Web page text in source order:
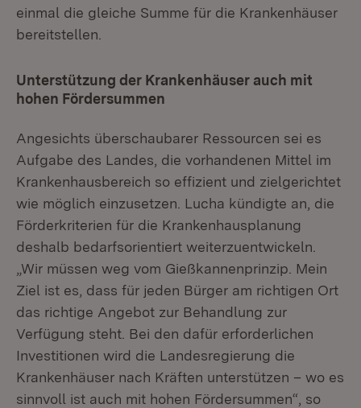
einmal die gleiche Summe für die Krankenhäuser
bereitstellen.
Unterstützung der Krankenhäuser auch mit
hohen Fördersummen
Angesichts überschaubarer Ressourcen sei es
Aufgabe des Landes, die vorhandenen Mittel im
Krankenhausbereich so effizient und zielgerichtet
wie möglich einzusetzen. Lucha kündigte an, die
Förderkriterien für die Krankenhausplanung
deshalb bedarfsorientiert weiterzuentwickeln.
„Wir müssen weg vom Gießkannenprinzip. Mein
Ziel ist es, dass für jeden Bürger am richtigen Ort
das richtige Angebot zur Behandlung zur
Verfügung steht. Bei den dafür erforderlichen
Investitionen wird die Landesregierung die
Krankenhäuser nach Kräften unterstützen – wo es
sinnvoll ist auch mit hohen Fördersummen“, so